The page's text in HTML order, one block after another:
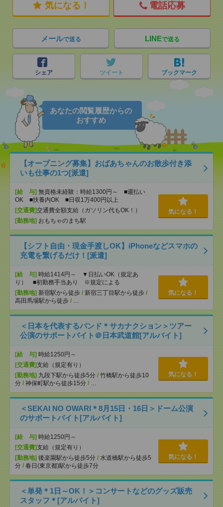
気になる！ 電話応募
メールで送る LINEで送る
シェア ツイート ブックマーク
あなたの閲覧履歴からの
おすすめ
【オープニング募集】おばあちゃんのお散歩付き添
いも仕事の1つ[派遣]
[給 与] 無資格未経験：時給1300円～ ■週払い
OK ■扶養内OK ■日収1万400円以上
[交通費]交通費全額支給（ガソリン代もOK！）
[勤務地] おもちゃのまち駅
気になる！
【シフト自由・現金手渡しOK】iPhoneなどスマホの
充電を繋げるだけ！[派遣]
[給 与] 時給1414円～ ▼日払いOK（規定あ
り） ■初勤務手当あり ※規定による
[勤務地] 新宿駅から徒歩 / 新宿三丁目駅から徒歩 /
高田馬場駅から徒歩 / …
気になる！
＜日本を代表するバンド＊サカナクション＞ツアー
公演のサポートバイト＠日本武道館[アルバイト]
[給 与] 時給1250円～
[交通費]支給（規定有り）
[勤務地] 九段下駅から徒歩5分 / 竹橋駅から徒歩10
分 / 神保町駅から徒歩15分 / …
気になる！
＜SEKAI NO OWARI＊8月15日・16日＞ドーム公演
のサポートバイト[アルバイト]
[給 与] 時給1250円～
[交通費]支給（規定有り）
[勤務地] 後楽園駅から徒歩5分 / 水道橋駅から徒歩5
分 / 春日(東京都)駅から徒歩7分
気になる！
＜単発＊1日～OK！＞コンサートなどのグッズ販売
スタッフ＊[アルバイト]